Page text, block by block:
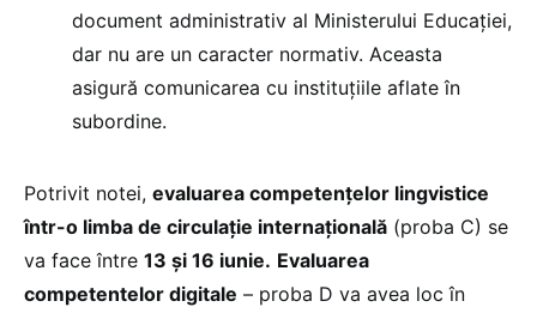
document administrativ al Ministerului Educației,
dar nu are un caracter normativ. Aceasta
asigură comunicarea cu instituțiile aflate în
subordine.
Potrivit notei, evaluarea competențelor lingvistice
într-o limba de circulație internațională (proba C) se
va face între 13 și 16 iunie. Evaluarea
competentelor digitale – proba D va avea loc în